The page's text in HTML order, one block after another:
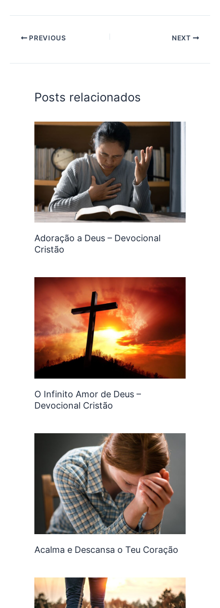
PREVIOUS NEXT
Posts relacionados
Adoração a Deus – Devocional
Cristão
O Infinito Amor de Deus –
Devocional Cristão
Acalma e Descansa o Teu Coração